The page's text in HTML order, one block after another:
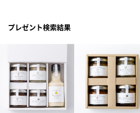
プレゼント検索結果